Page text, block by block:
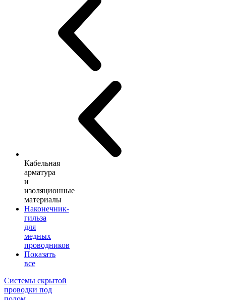
Кабельная
арматура
и
изоляционные
материалы
Наконечник-
гильза
для
медных
проводников
Показать
все
Системы скрытой
проводки под